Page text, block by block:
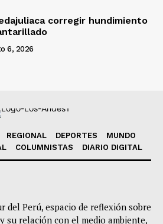
corregir hundimiento
6, 2026
REGIONAL DEPORTES
MUNDO
COLUMNISTAS DIARIO DIGITAL
del Perú, espacio de reflexión sobre
su relación con el medio ambiente,